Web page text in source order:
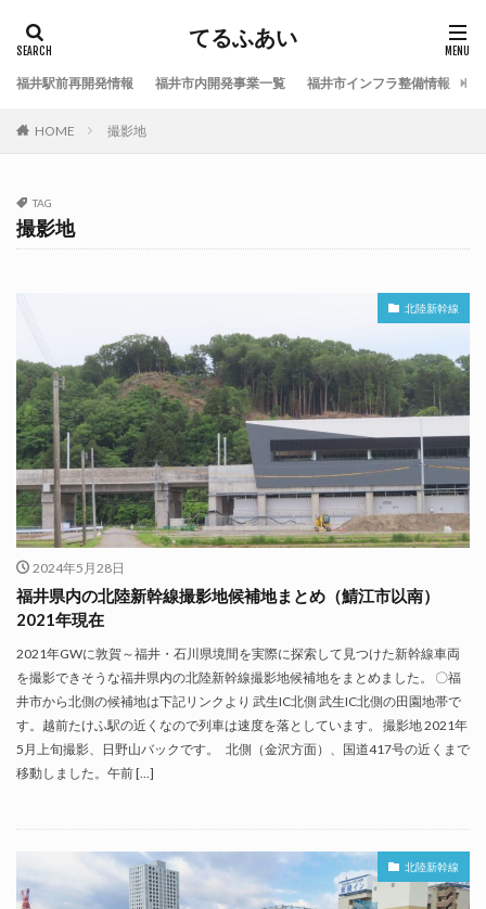
てるふあい
福井駅前再開発情報 福井市内開発事業一覧 福井市インフラ整備情報
HOME 撮影地
TAG
撮影地
北陸新幹線
2024年5月28日
福井県内の北陸新幹線撮影地候補地まとめ（鯖江市以南）
2021年現在
2021年GWに敦賀～福井・石川県境間を実際に探索して見つけた新幹線車両
を撮影できそうな福井県内の北陸新幹線撮影地候補地をまとめました。 〇福
井市から北側の候補地は下記リンクより 武生IC北側 武生IC北側の田園地帯で
す。越前たけふ駅の近くなので列車は速度を落としています。 撮影地 2021年
5月上旬撮影、日野山バックです。 北側（金沢方面）、国道417号の近くまで
移動しました。午前 […]
北陸新幹線